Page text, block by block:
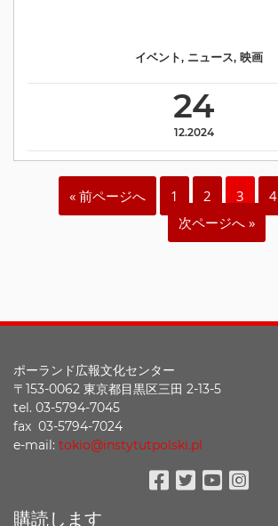
24
12.2024
イベント, ニュース, 映画
« 前ページへ 1 2 3 4
次ページへ »
ポーランド広報文化センター
〒153-0062 東京都目黒区三田 2-13-5
tel. 03-5794-7045
fax 03-5794-7024
e-mail: tokio@instytutpolski.pl
購読します